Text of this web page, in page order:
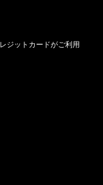
ジットカードがご利用